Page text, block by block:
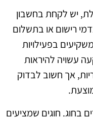
יש לקחת בחשבון
רישום או בתשלום
בפעילויות
עשויה להיראות
אך חשוב לבדוק
בחוג. חוגים שמציעים